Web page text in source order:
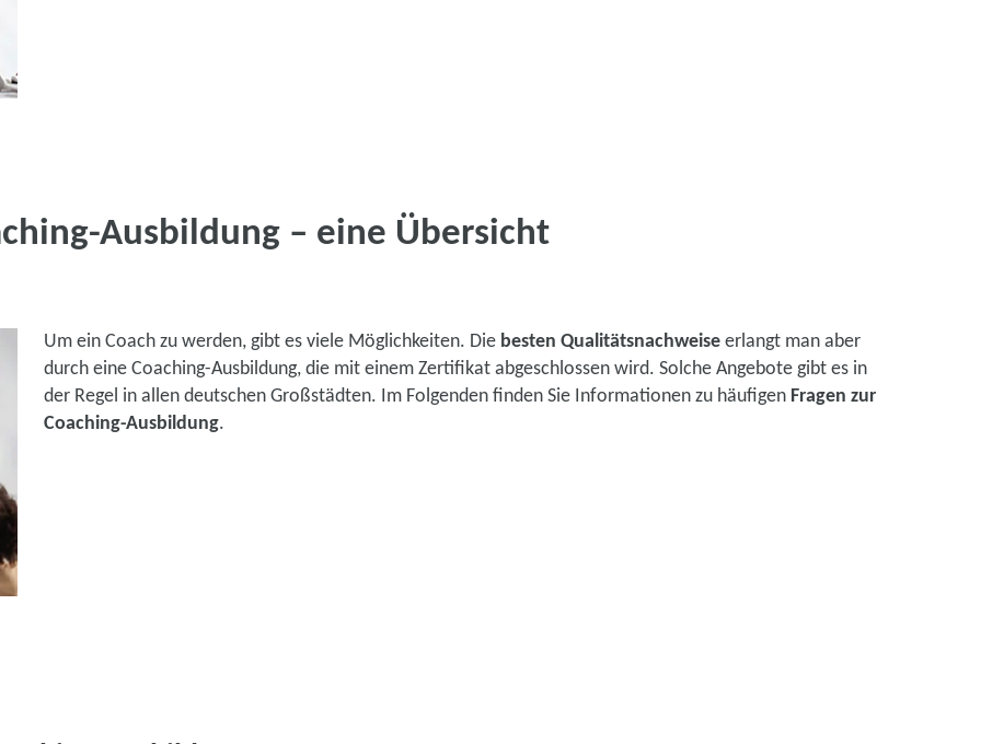
Ausbildung – eine Übersicht
Um ein Coach zu werden, gibt es viele Möglichkeiten. Die besten Qualitätsnachweise erlangt man aber
durch eine Coaching-Ausbildung, die mit einem Zertifikat abgeschlossen wird. Solche Angebote gibt es in
der Regel in allen deutschen Großstädten. Im Folgenden finden Sie Informationen zu häufigen Fragen zur
Coaching-Ausbildung.